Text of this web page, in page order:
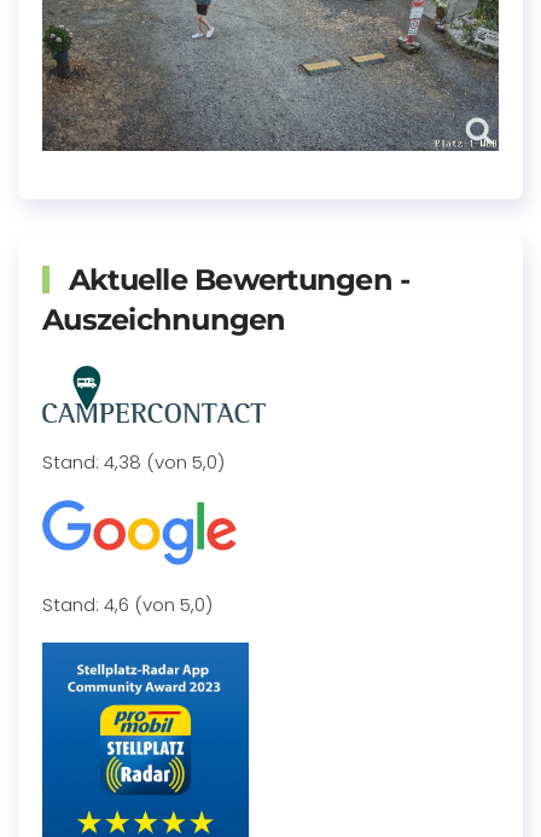
Aktuelle Bewertungen -
Auszeichnungen
Stand: 4,38 (von 5,0)
Stand: 4,6 (von 5,0)